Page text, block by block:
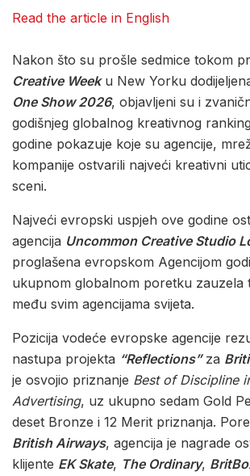
Read the article in English
Nakon što su prošle sedmice tokom
Creative Weeku New Yorku
One Show 2026, objavljeni su i
godišnjeg globalnog kreativnog
godine pokazuje koje su agencije,
kompanije ostvarili najveći kreativni
sceni.
Najveći evropski uspjeh ove godine
agencija Uncommon Creative Studio
proglašena evropskom Agencijom
ukupnom globalnom poretku zauzela
među svim agencijama svijeta.
Pozicija vodeće evropske agencije
nastupa projekta “Reflections”za
je osvojio priznanje Best of Discipline
Advertising, uz ukupno sedam Gold
deset Bronze i 12 Merit priznanja.
British Airways, agencija je nagrade
klijente EK Skate, The Ordinary,